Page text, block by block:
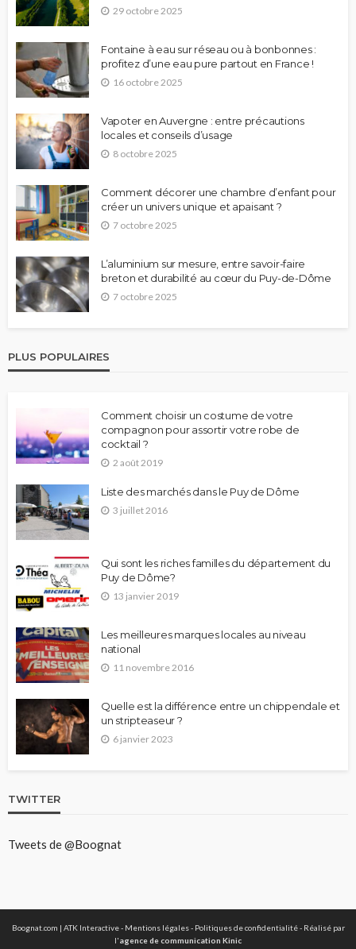
29 octobre 2025
Fontaine à eau sur réseau ou à bonbonnes :
profitez d’une eau pure partout en France !
16 octobre 2025
Vapoter en Auvergne : entre précautions
locales et conseils d’usage
8 octobre 2025
Comment décorer une chambre d’enfant pour
créer un univers unique et apaisant ?
7 octobre 2025
L’aluminium sur mesure, entre savoir-faire
breton et durabilité au cœur du Puy-de-Dôme
7 octobre 2025
PLUS POPULAIRES
Comment choisir un costume de votre
compagnon pour assortir votre robe de
cocktail ?
2 août 2019
Liste des marchés dans le Puy de Dôme
3 juillet 2016
Qui sont les riches familles du département du
Puy de Dôme?
13 janvier 2019
Les meilleures marques locales au niveau
national
11 novembre 2016
Quelle est la différence entre un chippendale et
un stripteaseur ?
6 janvier 2023
TWITTER
Tweets de @Boognat
Boognat.com | ATK Interactive - Mentions légales- Politiques de confidentialité- Réalisé par
l'agence de communication Kinic